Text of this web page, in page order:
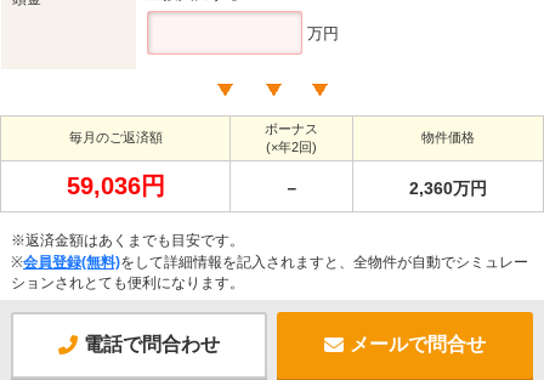
万円
毎月のご返済額
ボーナス
(×年2回)
物件価格
59,036円 － 2,360万円
※返済金額はあくまでも目安です。
※会員登録(無料)をして詳細情報を記入されますと、全物件が自動でシミュレー
ションされとても便利になります。
電話で問合わせ メールで問合せ